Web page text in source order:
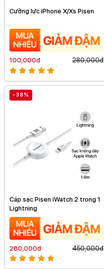
Cường lực iPhone X/Xs Pisen
100,000đ 280,000đ
-38%
Cáp sạc Pisen iWatch 2 trong 1
Lightning
280,000đ 450,000đ